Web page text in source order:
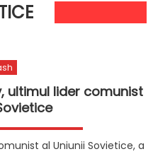
ultimul lider comunist
al Uniunii Sovietice, a